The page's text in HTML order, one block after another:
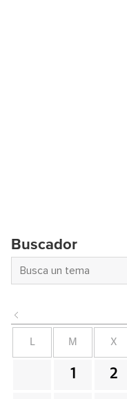
Buscador
M X
1 2